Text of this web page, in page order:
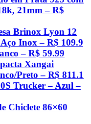
21mm – R$
Brinox Lyon 12
Inox – R$ 109.9
– R$ 59.99
Xangai
Preto – R$ 811.1
Trucker – Azul –
Chiclete 86×60